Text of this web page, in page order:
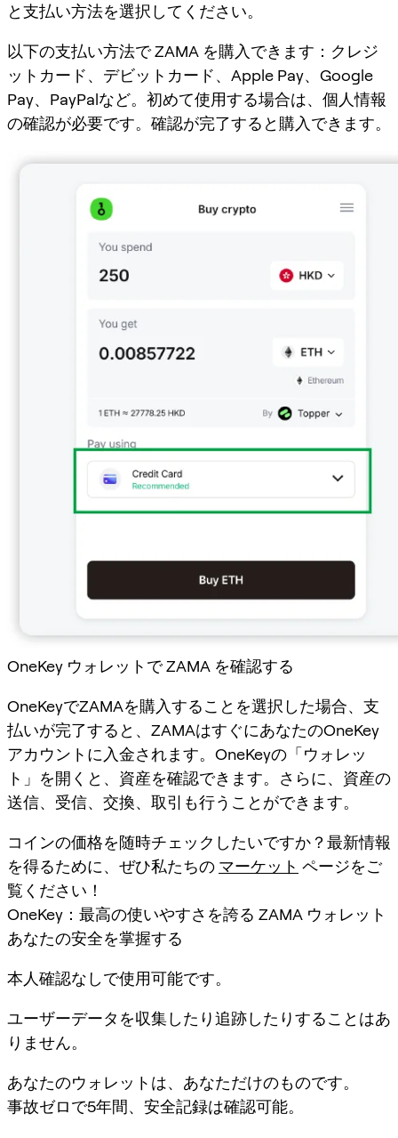
と支払い方法を選択してください。
以下の支払い方法で ZAMA を購入できます：クレジ
ットカード、デビットカード、Apple Pay、Google
Pay、PayPalなど。初めて使用する場合は、個人情報
の確認が必要です。確認が完了すると購入できます。
OneKey ウォレットで ZAMA を確認する
OneKeyでZAMAを購入することを選択した場合、支
払いが完了すると、ZAMAはすぐにあなたのOneKey
アカウントに入金されます。OneKeyの「ウォレッ
ト」を開くと、資産を確認できます。さらに、資産の
送信、受信、交換、取引も行うことができます。
コインの価格を随時チェックしたいですか？最新情報
を得るために、ぜひ私たちの マーケット ページをご
覧ください！
OneKey：最高の使いやすさを誇る ZAMA ウォレット
あなたの安全を掌握する
本人確認なしで使用可能です。
ユーザーデータを収集したり追跡したりすることはあ
りません。
あなたのウォレットは、あなただけのものです。
事故ゼロで5年間、安全記録は確認可能。